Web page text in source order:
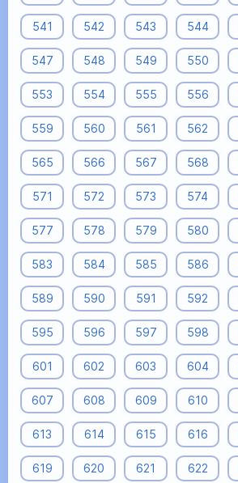
541 542 543 544
547 548 549 550
553 554 555 556
559 560 561 562
565 566 567 568
571 572 573 574
577 578 579 580
583 584 585 586
589 590 591 592
595 596 597 598
601 602 603 604
607 608 609 610
613 614 615 616
619 620 621 622